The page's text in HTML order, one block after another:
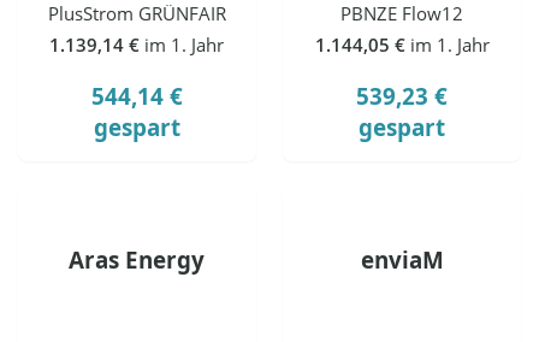
PlusStrom GRÜNFAIR
1.139,14 € im 1. Jahr
544,14 €
gespart
PBNZE Flow12
1.144,05 € im 1. Jahr
539,23 €
gespart
Aras Energy enviaM